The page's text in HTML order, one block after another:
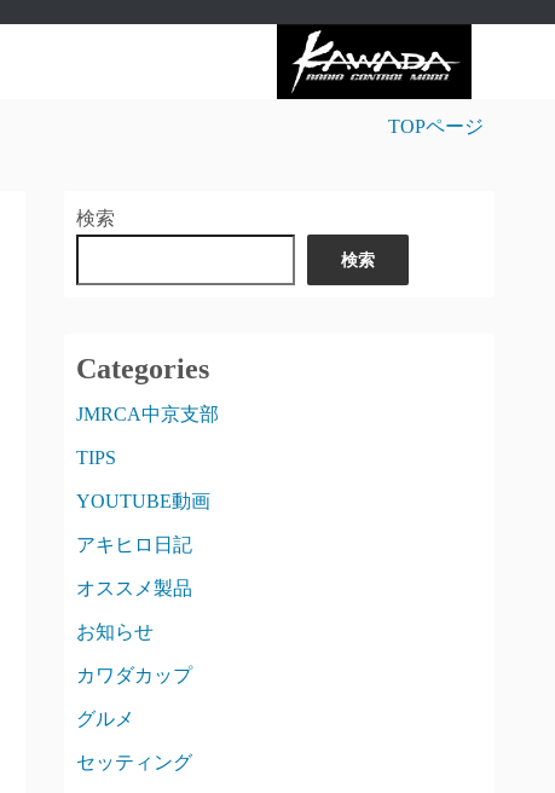
TOPページ
検索
検索
Categories
JMRCA中京支部
TIPS
YOUTUBE動画
アキヒロ日記
オススメ製品
お知らせ
カワダカップ
グルメ
セッティング